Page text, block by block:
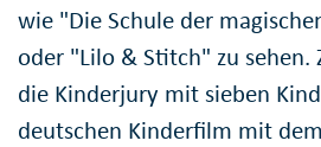
wie "Die Schule der
oder "Lilo & Stitch" zu sehen.
die Kinderjury mit sieben
deutschen Kinderfilm mit